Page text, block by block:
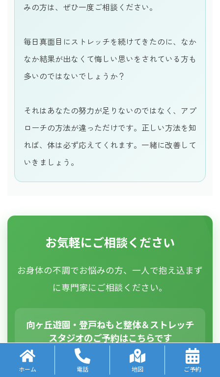
みの方は、ぜひ一度ご相談ください。
毎日真面目にストレッチを続けてきたのに、なか
なか結果が出なくて悔しい思いをされている方も
多いのではないでしょうか？
それはあなたの努力が足りないのではなく、アプ
ローチの方法が違っただけです。正しい方法を知
れば、体は必ず応えてくれます。一緒に改善して
いきましょう。
お気軽にご相談ください
お身体の不調でお悩みの方、一人で抱え込まず
に専門家にご相談ください。
向ヶ丘遊園・登戸ねもと整体＆ストレッチ
スタジオのご予約はこちらです
📞 電話予約 044-922-9881
ホーム 電話 地図 ご予約